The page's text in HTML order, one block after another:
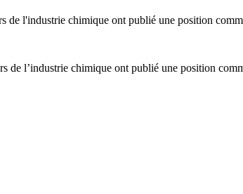
l'industrie chimique ont publié une position
l’industrie chimique ont publié une position